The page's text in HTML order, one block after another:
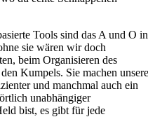
Tools sind das A und O in
sie wären wir doch
beim Organisieren des
Kumpels. Sie machen
und manchmal auch ein
unabhängiger
bist, es gibt für jede